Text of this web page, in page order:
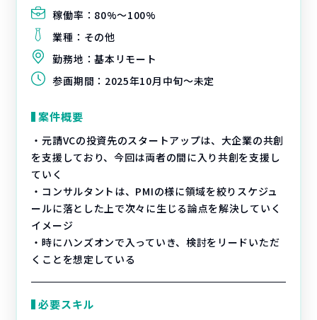
稼働率： 80%〜100%
業種： その他
勤務地：基本リモート
参画期間： 2025年10月中旬～未定
案件概要
・元請VCの投資先のスタートアップは、大企業の共創
を支援しており、今回は両者の間に入り共創を支援し
ていく
・コンサルタントは、PMIの様に領域を絞りスケジュ
ールに落とした上で次々に生じる論点を解決していく
イメージ
・時にハンズオンで入っていき、検討をリードいただ
くことを想定している
必要スキル